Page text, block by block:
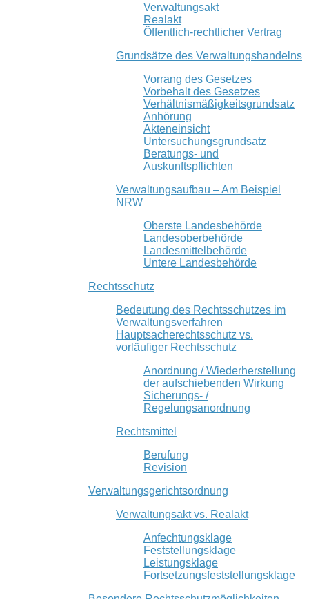
Verwaltungsakt
Realakt
Öffentlich-rechtlicher Vertrag
Grundsätze des Verwaltungshandelns
Vorrang des Gesetzes
Vorbehalt des Gesetzes
Verhältnismäßigkeitsgrundsatz
Anhörung
Akteneinsicht
Untersuchungsgrundsatz
Beratungs- und
Auskunftspflichten
Verwaltungsaufbau – Am Beispiel
NRW
Oberste Landesbehörde
Landesoberbehörde
Landesmittelbehörde
Untere Landesbehörde
Rechtsschutz
Bedeutung des Rechtsschutzes im
Verwaltungsverfahren
Hauptsacherechtsschutz vs.
vorläufiger Rechtsschutz
Anordnung / Wiederherstellung
der aufschiebenden Wirkung
Sicherungs- /
Regelungsanordnung
Rechtsmittel
Berufung
Revision
Verwaltungsgerichtsordnung
Verwaltungsakt vs. Realakt
Anfechtungsklage
Feststellungsklage
Leistungsklage
Fortsetzungsfeststellungsklage